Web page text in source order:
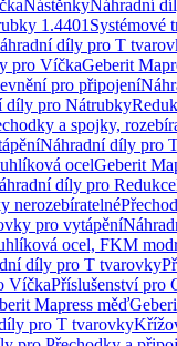
NástěnkyNáhradní
1.4401 Systémové
díly pro T
pro VíčkaGeberit
pro připojení
díly pro Nátrubky
a spojky,
Náhradní díly pro
ocelGeberit
díly pro Redukce
nerozebíratelné
pro vytápění
ocel, FKM
díly pro T tvarovky
VíčkaPříslušenství pro
Mapress měď
pro T tvarovky